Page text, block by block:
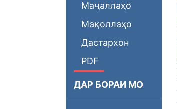
Маҷаллаҳо
Мақоллаҳо
Дастархон
PDF
ДАР БОРАИ МО